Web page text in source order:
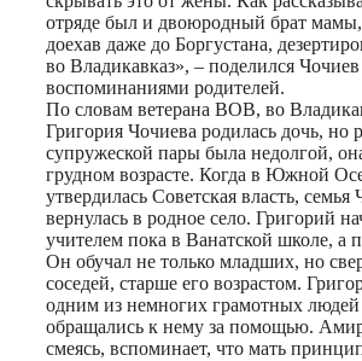
отряде был и двоюродный брат мамы,
доехав даже до Боргустана,
во Владикавказ», – поделился Чочиев
воспоминаниями родителей.
По словам ветерана ВОВ, во
Григория Чочиева родилась дочь, но
супружеской пары была недолгой,
грудном возрасте. Когда в Южной
утвердилась Советская власть,
вернулась в родное село. Григорий
учителем пока в Ванатской школе, а
Он обучал не только младших, но
соседей, старше его возрастом.
одним из немногих грамотных людей
обращались к нему за помощью.
смеясь, вспоминает, что мать